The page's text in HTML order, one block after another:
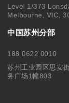
Level 1/373
Melbourne, VIC,
中国苏州分部
188 0622 0010
苏州工业园区思安
务广场1幢803